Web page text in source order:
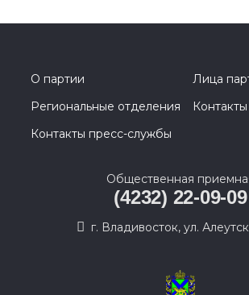
О партии
Лица
Региональные отделения
Контакты пресс-службы
Общественная
(4232) 22-09-09
г. Владивосток, ул.